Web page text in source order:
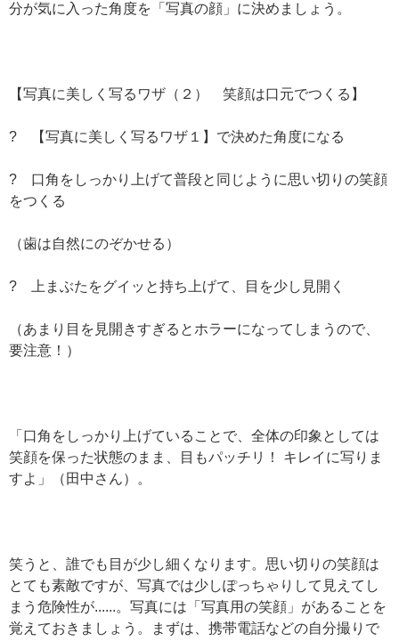
分が気に入った角度を「写真の顔」に決めましょう。
【写真に美しく写るワザ（２） 笑顔は口元でつくる】
? 【写真に美しく写るワザ１】で決めた角度になる
? 口角をしっかり上げて普段と同じように思い切りの笑顔
をつくる
（歯は自然にのぞかせる）
? 上まぶたをグイッと持ち上げて、目を少し見開く
（あまり目を見開きすぎるとホラーになってしまうので、
要注意！）
「口角をしっかり上げていることで、全体の印象としては
笑顔を保った状態のまま、目もパッチリ！ キレイに写りま
すよ」（田中さん）。
笑うと、誰でも目が少し細くなります。思い切りの笑顔は
とても素敵ですが、写真では少しぽっちゃりして見えてし
まう危険性が......。写真には「写真用の笑顔」があることを
覚えておきましょう。まずは、携帯電話などの自分撮りで